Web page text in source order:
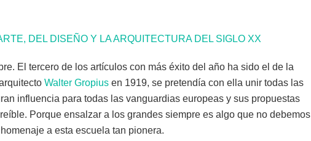
DEL DISEÑO Y LA ARQUITECTURA DEL SIGLO XX
El tercero de los artículos con más éxito del año ha sido el de la
Walter Gropius en 1919, se pretendía con ella unir todas las
influencia para todas las vanguardias europeas y sus propuestas
Porque ensalzar a los grandes siempre es algo que no debemos
a esta escuela tan pionera.